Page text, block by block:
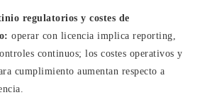
regulatorios y costes de
operar con licencia implica reporting,
continuos; los costes operativos y
cumplimiento aumentan respecto a